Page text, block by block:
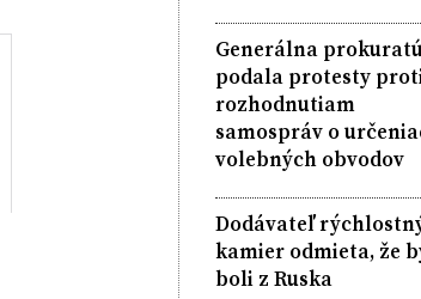
Generálna
podala protesty
rozhodnutiam
samospráv o
volebných obvodov
Dodávateľ
kamier odmieta, že
boli z Ruska